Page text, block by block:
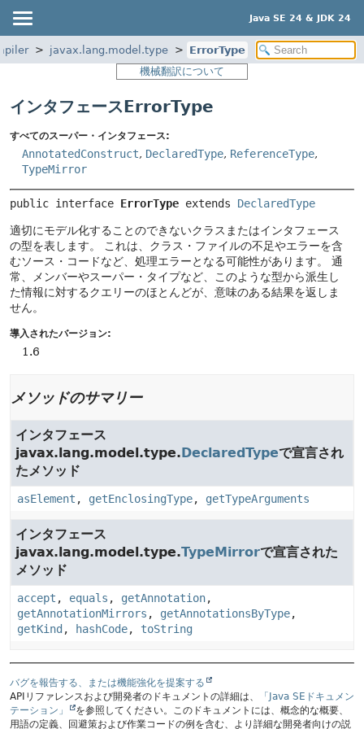
Java SE 24 & JDK 24
javax.lang.model.type
ErrorType
機械翻訳について
インタフェースErrorType
すべてのスーパー・インタフェース:
AnnotatedConstruct, DeclaredType, ReferenceType,
TypeMirror
public interface ErrorType extends DeclaredType
適切にモデル化することのできないクラスまたはインタフェース
の型を表します。
これは、クラス・ファイルの不足やエラーを含
むソース・コードなど、処理エラーとなる可能性があります。
通
常、メンバーやスーパー・タイプなど、このような型から派生し
た情報に対するクエリーのほとんどが、意味のある結果を返しま
せん。
導入されたバージョン:
1.6
メソッドのサマリー
インタフェース
javax.lang.model.type.DeclaredTypeで宣言され
たメソッド
asElement , getEnclosingType, getTypeArguments
インタフェース
javax.lang.model.type.TypeMirrorで宣言された
メソッド
accept , equals , getAnnotation,
getAnnotationMirrors , getAnnotationsByType,
getKind , hashCode, toString
バグを報告する、または機能強化を提案する
APIリファレンスおよび開発者のドキュメントの詳細は、
「Java SEドキュメン
テーション」
を参照してください。このドキュメントには、概念的な概要、
用語の定義、回避策および作業コードの例を含む、より詳細な開発者向けの説